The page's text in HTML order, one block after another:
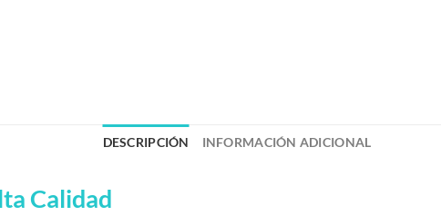
DESCRIPCIÓN INFORMACIÓN ADICIONAL
Calidad